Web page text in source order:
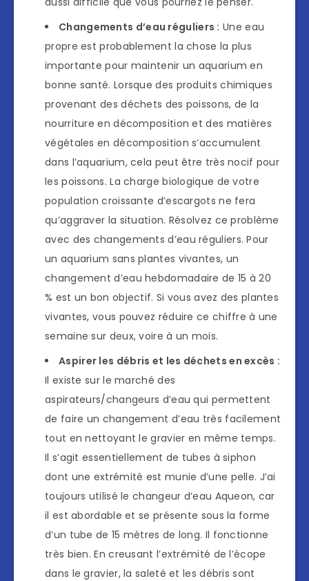
Changements d’eau réguliers : Une eau
propre est probablement la chose la plus
importante pour maintenir un aquarium en
bonne santé. Lorsque des produits chimiques
provenant des déchets des poissons, de la
nourriture en décomposition et des matières
végétales en décomposition s’accumulent
dans l’aquarium, cela peut être très nocif pour
les poissons. La charge biologique de votre
population croissante d’escargots ne fera
qu’aggraver la situation. Résolvez ce problème
avec des changements d’eau réguliers. Pour
un aquarium sans plantes vivantes, un
changement d’eau hebdomadaire de 15 à 20
% est un bon objectif. Si vous avez des plantes
vivantes, vous pouvez réduire ce chiffre à une
semaine sur deux, voire à un mois.
Aspirer les débris et les déchets en excès :
Il existe sur le marché des
aspirateurs/changeurs d’eau qui permettent
de faire un changement d’eau très facilement
tout en nettoyant le gravier en même temps.
Il s’agit essentiellement de tubes à siphon
dont une extrémité est munie d’une pelle. J’ai
toujours utilisé le changeur d’eau Aqueon, car
il est abordable et se présente sous la forme
d’un tube de 15 mètres de long. Il fonctionne
très bien. En creusant l’extrémité de l’écope
dans le gravier, la saleté et les débris sont